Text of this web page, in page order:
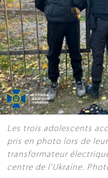
Les trois adolescents
pris en photo lors de
transformateur
centre de l'Ukraine.